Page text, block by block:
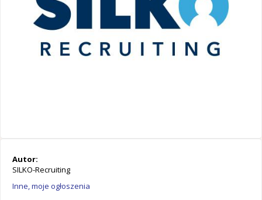
Autor:
SILKO-Recruiting
Inne, moje ogłoszenia